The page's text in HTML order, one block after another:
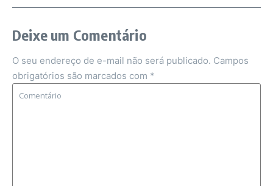
Deixe um Comentário
O seu endereço de e-mail não será publicado. Campos
obrigatórios são marcados com *